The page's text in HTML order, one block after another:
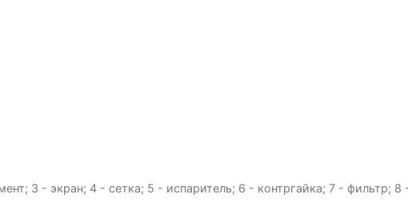
3 - экран; 4 - сетка; 5 - испаритель; 6 - контргайка; 7 - фильтр;